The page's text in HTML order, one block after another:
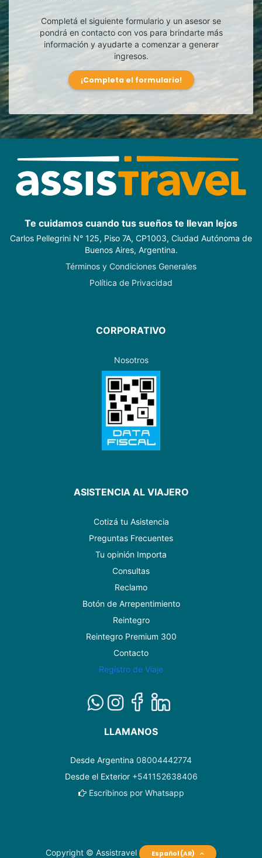
Completá el siguiente formulario y un asesor se
pondrá en contacto con vos para brindarte más
información y ayudarte a comenzar a generar
ingresos.
¡Completa el formulario!
Te cuidamos cuando tus sueños te llevan lejos
Carlos Pellegrini N° 125, Piso 7A, CP1003, Ciudad Autónoma de
Buenos Aires, Argentina.
Términos y Condiciones Generales
Política de Privacidad
CORPORATIVO
Nosotros
ASISTENCIA AL VIAJERO
Cotizá tu Asistencia
Preguntas Frecuentes
Tu opinión Importa
Consultas
Reclamo
Botón de Arrepentimiento
Reintegro
Reintegro Premium 300
Contacto
Registro de Viaje
LLAMANOS
Desde Argentina 08004442774
Desde el Exterior +541152638406
Escribinos por Whatsapp
Copyright © Assistravel Español (AR)